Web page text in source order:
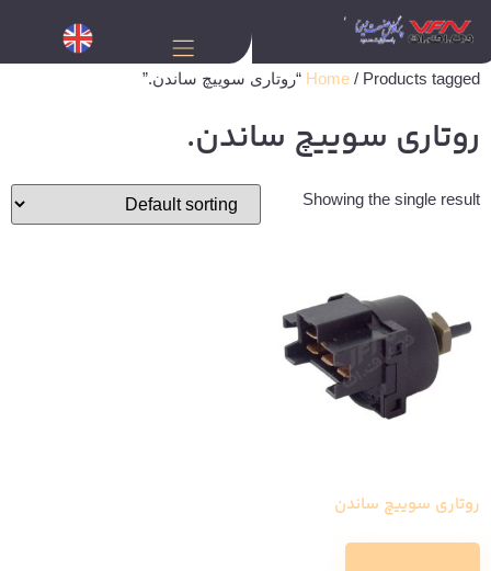
Home / Products tagged “روتاری سوییچ ساندن.”
روتاری سوییچ ساندن.
Showing the single result
روتاری سوییچ ساندن